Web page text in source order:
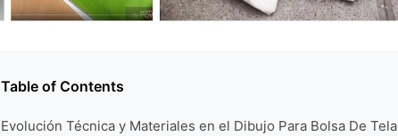
Table of Contents
Evolución Técnica y Materiales en el Dibujo Para Bolsa De Tela